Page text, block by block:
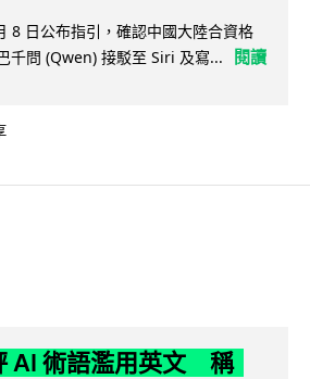
8 日公布指引，確認中國大陸合資格
千問 (Qwen) 接駁至 Siri 及寫...
閱讀
AI 術語濫用英文 稱